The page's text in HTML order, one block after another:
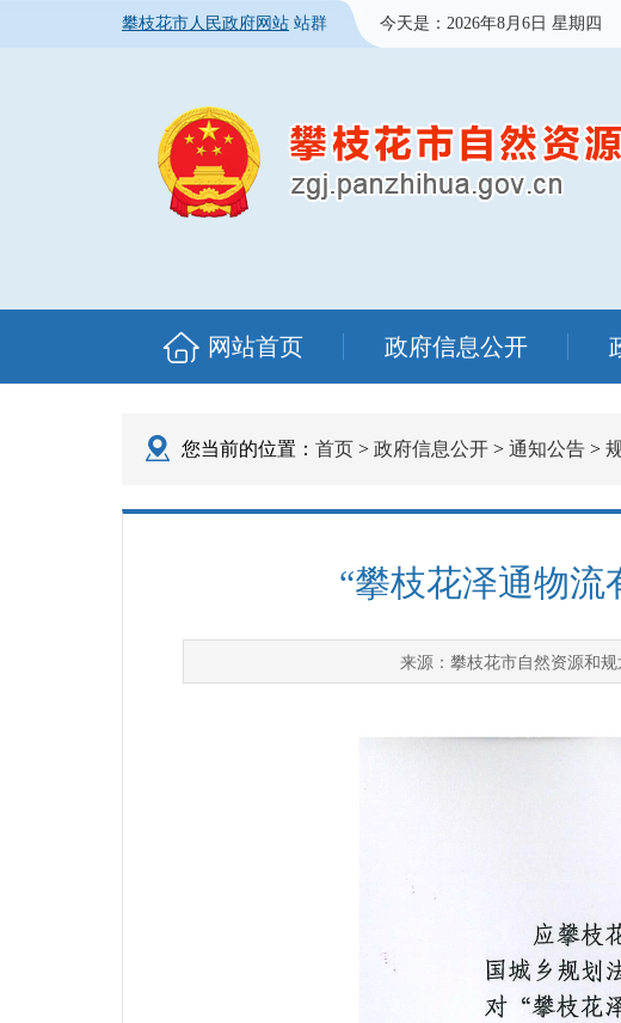
攀枝花市人民政府网站 站群 今天是： 2026年8月6日 星期四
网站首页 政府信息公开
您当前的位置： 首页 > 政府信息公开 > 通知公告 >
“攀枝花泽通物
来源： 攀枝花市自然资源和规